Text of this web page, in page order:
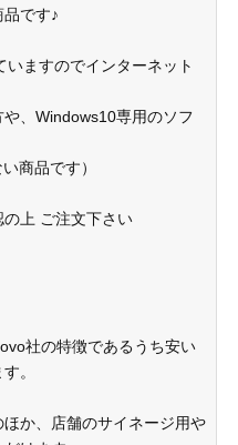
です♪
ますのでインターネット
、Windows10専用のソフ
商品です）
上 ご注文下さい
社の特徴であるうち安い
。
か、店舗のサイネージ用や